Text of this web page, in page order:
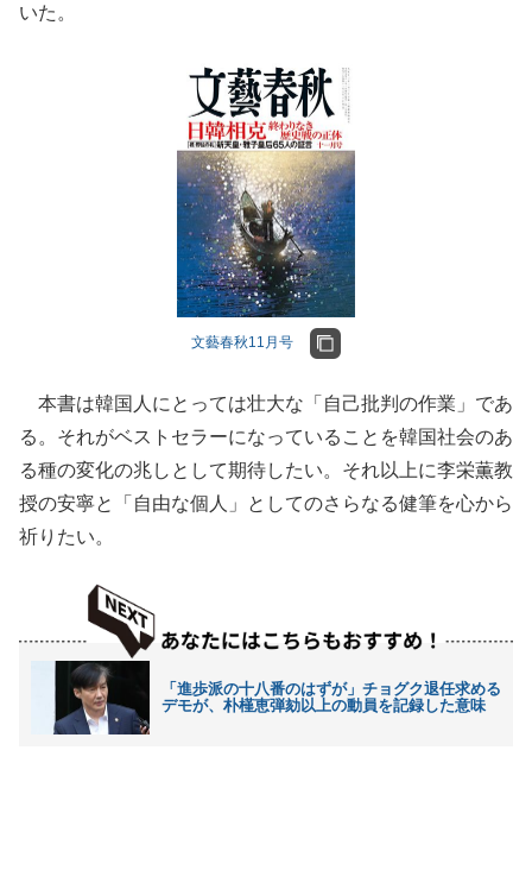
いた。
文藝春秋11月号
本書は韓国人にとっては壮大な「自己批判の作業」であ
る。それがベストセラーになっていることを韓国社会のあ
る種の変化の兆しとして期待したい。それ以上に李栄薫教
授の安寧と「自由な個人」としてのさらなる健筆を心から
祈りたい。
「進歩派の十八番のはずが」チョグク退任求める
デモが、朴槿恵弾劾以上の動員を記録した意味